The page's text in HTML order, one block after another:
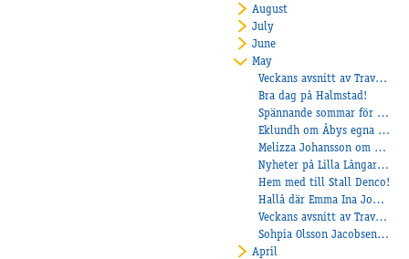
August
July
June
May
Veckans avsnitt av Travtjöt
Bra dag på Halmstad!
Spännande sommar för Carré och Flores – franska stjärnor till Fåglum
Eklundh om Åbys egna drottning Panthere D’Invernes dagstatus och matchning!
Melizza Johansson om Ponnyelitveckan!
Nyheter på Lilla Långared!
Hem med till Stall Denco!
Hallå där Emma Ina Johansson
Veckans avsnitt av Travtjöt
Sohpia Olsson Jacobsen och succén på Axevalla!
April